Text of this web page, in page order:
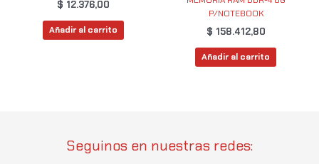
$ 12.376,00
Añadir al carrito
P/NOTEBOOK
$ 158.412,80
Añadir al carrito
Seguinos en nuestras redes: